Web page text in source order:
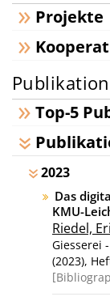
Projekte
Top-5
2023
Das
KMU-
Riedel,
Giesserei
(2023),